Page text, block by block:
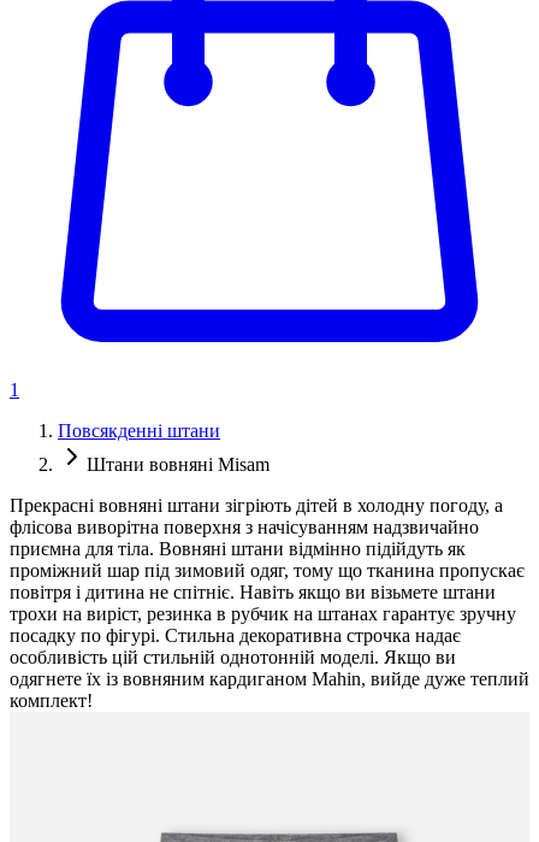
1
Повсякденні штани
Штани вовняні Misam
Прекрасні вовняні штани зігріють дітей в холодну погоду, а
флісова виворітна поверхня з начісуванням надзвичайно
приємна для тіла. Вовняні штани відмінно підійдуть як
проміжний шар під зимовий одяг, тому що тканина пропускає
повітря і дитина не спітніє. Навіть якщо ви візьмете штани
трохи на виріст, резинка в рубчик на штанах гарантує зручну
посадку по фігурі. Стильна декоративна строчка надає
особливість цій стильній однотонній моделі. Якщо ви
одягнете їх із вовняним кардиганом Mahin, вийде дуже теплий
комплект!